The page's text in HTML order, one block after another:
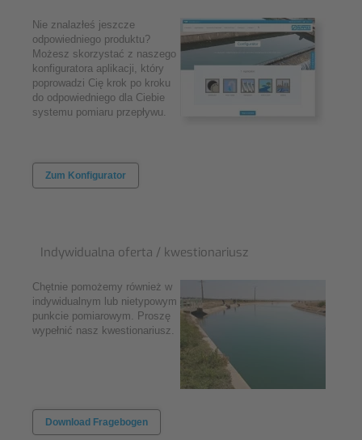
Nie znalazłeś jeszcze
odpowiedniego produktu?
Możesz skorzystać z naszego
konfiguratora aplikacji, który
poprowadzi Cię krok po kroku
do odpowiedniego dla Ciebie
systemu pomiaru przepływu.
Zum Konfigurator
Indywidualna oferta / kwestionariusz
Chętnie pomożemy również w
indywidualnym lub nietypowym
punkcie pomiarowym. Proszę
wypełnić nasz kwestionariusz.
Download Fragebogen